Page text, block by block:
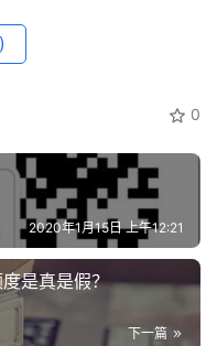
0
2020年1月15日 上午12:21
是真是假？
下一篇